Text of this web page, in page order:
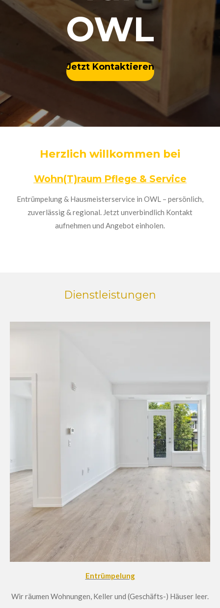
OWL
Jetzt Kontaktieren
Herzlich willkommen bei
Wohn(T)raum Pflege & Service
Entrümpelung & Hausmeisterservice in OWL – persönlich,
zuverlässig & regional. Jetzt unverbindlich Kontakt
aufnehmen und Angebot einholen.
Dienstleistungen
Entrümpelung
Wir räumen Wohnungen, Keller und (Geschäfts-) Häuser leer.